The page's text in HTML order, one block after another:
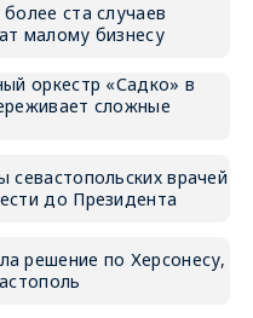
ста случаев
малому бизнесу
оркестр «Садко» в
сложные
севастопольских врачей
до Президента
решение по Херсонесу,